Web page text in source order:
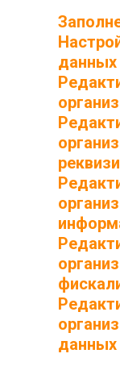
данных
данных